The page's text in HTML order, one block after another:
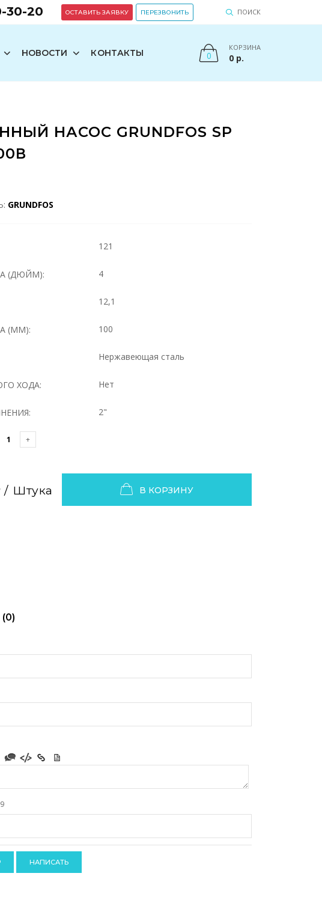
30-20 ОСТАВИТЬ ЗАЯВКУ ПЕРЕЗВОНИТЬ ПОИСК
НОВОСТИ КОНТАКТЫ 0
КОРЗИНА
0 р.
НАСОС GRUNDFOS SP
GRUNDFOS
121
(ДЮЙМ): 4
12,1
(ММ): 100
Нержавеющая сталь
ХОДА: Нет
2"
/ Штука В КОРЗИНУ
0)